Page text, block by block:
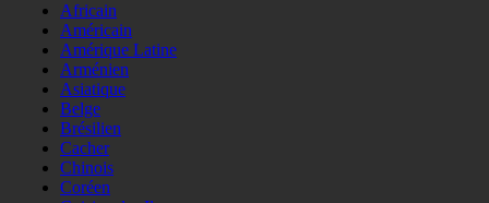
Africain
Américain
Amérique Latine
Arménien
Asiatique
Belge
Brésilien
Cacher
Chinois
Coréen